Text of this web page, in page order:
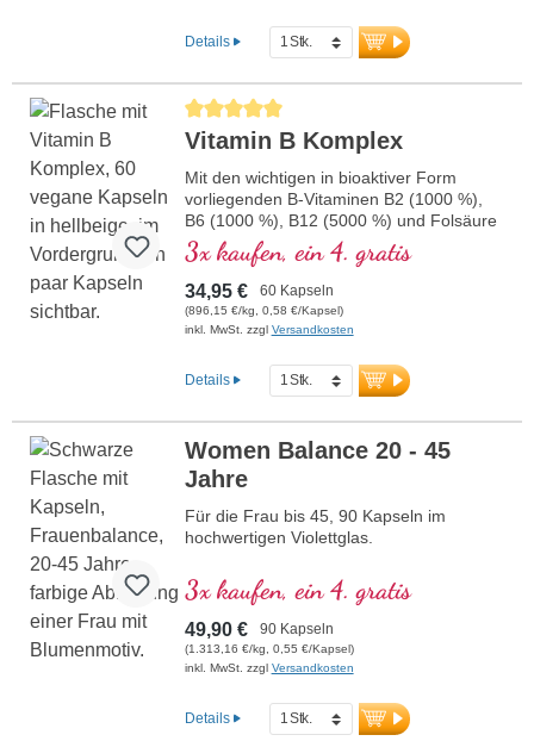
Siegel ist Aluminium frei. Produziert in
Deutschland mit über 20-jähriger
Jahren Vitalstoff-Expertise.Für Veganer
und Vegetarier geeignet – bewährt,
zertifiziert und nachhaltig. Erleben Sie die
Synergie aus traditioneller Weisheit und
moderner Wissenschaft für Ihr geistiges
Wohlbefinden.
Details
Durchschnittliche Bewertung von 5 von 5 Sternen
Vitamin B Komplex
Mit den wichtigen in bioaktiver Form
vorliegenden B-Vitaminen B2 (1000 %),
B6 (1000 %), B12 (5000 %) und Folsäure
(400 %) sowie allen anderen B-Vitaminen.
Mit Methylcobalamin und
Adenosylcobalamin.
3x kaufen, ein 4. gratis
34,95 € 60 Kapseln
(896,15 €/kg, 0,58 €/Kapsel)
inkl. MwSt. zzgl Versandkosten
Details
Women Balance 20 - 45
Jahre
Für die Frau bis 45, 90 Kapseln im
hochwertigen Violettglas.
3x kaufen, ein 4. gratis
49,90 € 90 Kapseln
(1.313,16 €/kg, 0,55 €/Kapsel)
inkl. MwSt. zzgl Versandkosten
Details